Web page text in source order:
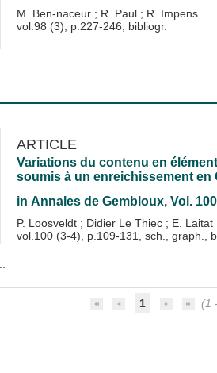
M. Ben-naceur ; R. Paul ; R. Impens
vol.98 (3), p.227-246, bibliogr.
ARTICLE
Variations du contenu en
soumis à un enreichissement en
in Annales de Gembloux, Vol.
P. Loosveldt ; Didier Le Thiec ; E. Laitat
vol.100 (3-4), p.109-131, sch., graph.,
1 (1